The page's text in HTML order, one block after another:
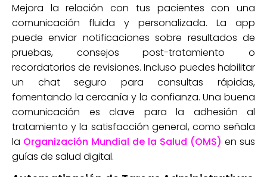
Mejora la relación con tus pacientes con una
comunicación fluida y personalizada. La app
puede enviar notificaciones sobre resultados de
pruebas, consejos post-tratamiento o
recordatorios de revisiones. Incluso puedes habilitar
un chat seguro para consultas rápidas,
fomentando la cercanía y la confianza. Una buena
comunicación es clave para la adhesión al
tratamiento y la satisfacción general, como señala
la Organización Mundial de la Salud (OMS) en sus
guías de salud digital.